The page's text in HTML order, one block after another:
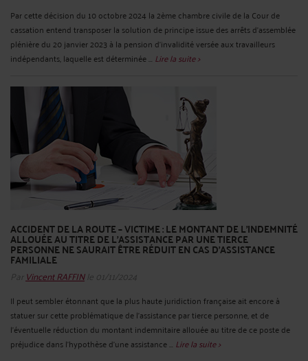
Par cette décision du 10 octobre 2024 la 2ème chambre civile de la Cour de
cassation entend transposer la solution de principe issue des arrêts d'assemblée
plénière du 20 janvier 2023 à la pension d'invalidité versée aux travailleurs
indépendants, laquelle est déterminée ... Lire la suite >
ACCIDENT DE LA ROUTE – VICTIME : LE MONTANT DE L'INDEMNITÉ
ALLOUÉE AU TITRE DE L'ASSISTANCE PAR UNE TIERCE
PERSONNE NE SAURAIT ÊTRE RÉDUIT EN CAS D'ASSISTANCE
FAMILIALE
Par Vincent RAFFINle 01/11/2024
Il peut sembler étonnant que la plus haute juridiction française ait encore à
statuer sur cette problématique de l'assistance par tierce personne, et de
l'éventuelle réduction du montant indemnitaire allouée au titre de ce poste de
préjudice dans l'hypothèse d'une assistance ... Lire la suite >